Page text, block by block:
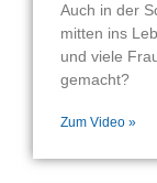
Auch in der
mitten ins
und viele
gemacht?
Zum Video »